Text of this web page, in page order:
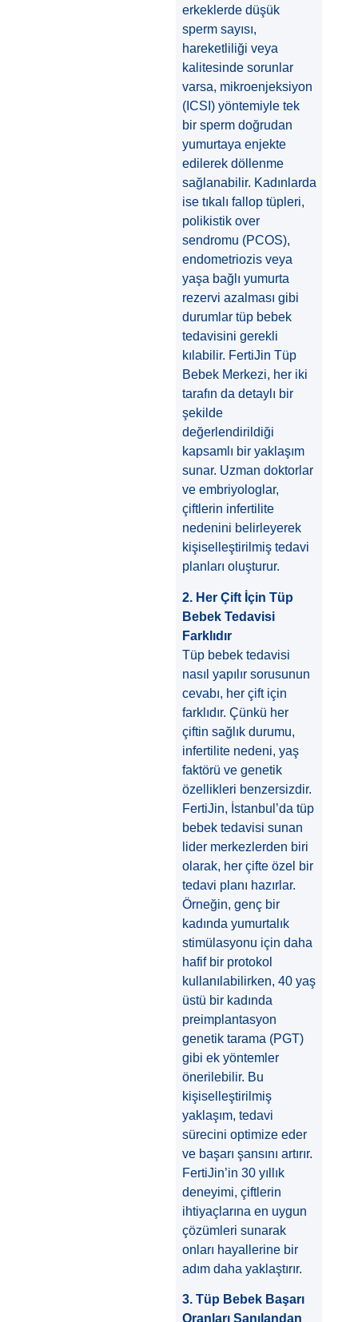
erkeklerde düşük
sperm sayısı,
hareketliliği veya
kalitesinde sorunlar
varsa, mikroenjeksiyon
(ICSI) yöntemiyle tek
bir sperm doğrudan
yumurtaya enjekte
edilerek döllenme
sağlanabilir. Kadınlarda
ise tıkalı fallop tüpleri,
polikistik over
sendromu (PCOS),
endometriozis veya
yaşa bağlı yumurta
rezervi azalması gibi
durumlar tüp bebek
tedavisini gerekli
kılabilir. FertiJin Tüp
Bebek Merkezi, her iki
tarafın da detaylı bir
şekilde
değerlendirildiği
kapsamlı bir yaklaşım
sunar. Uzman doktorlar
ve embriyologlar,
çiftlerin infertilite
nedenini belirleyerek
kişiselleştirilmiş tedavi
planları oluşturur.
2. Her Çift İçin Tüp
Bebek Tedavisi
Farklıdır
Tüp bebek tedavisi
nasıl yapılır sorusunun
cevabı, her çift için
farklıdır. Çünkü her
çiftin sağlık durumu,
infertilite nedeni, yaş
faktörü ve genetik
özellikleri benzersizdir.
FertiJin, İstanbul’da tüp
bebek tedavisi sunan
lider merkezlerden biri
olarak, her çifte özel bir
tedavi planı hazırlar.
Örneğin, genç bir
kadında yumurtalık
stimülasyonu için daha
hafif bir protokol
kullanılabilirken, 40 yaş
üstü bir kadında
preimplantasyon
genetik tarama (PGT)
gibi ek yöntemler
önerilebilir. Bu
kişiselleştirilmiş
yaklaşım, tedavi
sürecini optimize eder
ve başarı şansını artırır.
FertiJin’in 30 yıllık
deneyimi, çiftlerin
ihtiyaçlarına en uygun
çözümleri sunarak
onları hayallerine bir
adım daha yaklaştırır.
3. Tüp Bebek Başarı
Oranları Sanılandan